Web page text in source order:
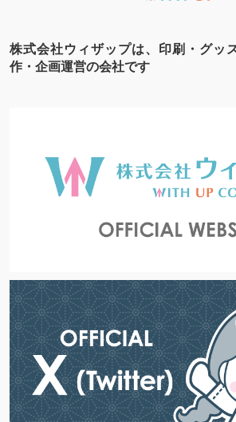
株式会社ウィザップは、印刷・グッ
作・企画運営の会社です